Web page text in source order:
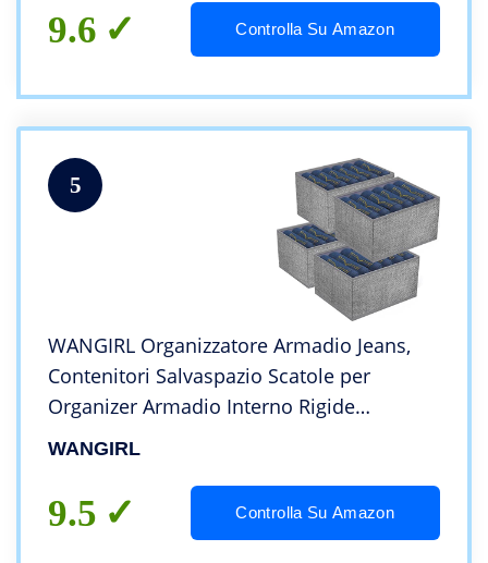
Pieghevole
9.6 Controlla Su Amazon
5
WANGIRL Organizzatore Armadio Jeans,
Contenitori Salvaspazio Scatole per
Organizer Armadio Interno Rigide
Biancheria Pieghevole Guardaroba,
Armadio (4 pcs, Gray)
WANGIRL
9.5 Controlla Su Amazon